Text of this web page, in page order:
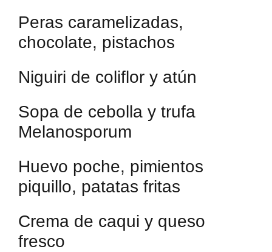
Peras caramelizadas,
chocolate, pistachos
Niguiri de coliflor y atún
Sopa de cebolla y trufa
Melanosporum
Huevo poche, pimientos
piquillo, patatas fritas
Crema de caqui y queso
fresco